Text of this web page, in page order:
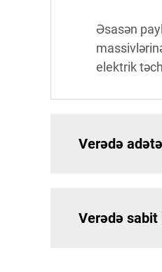
Əsasən
elektrik
Verədə
Verədə sabit